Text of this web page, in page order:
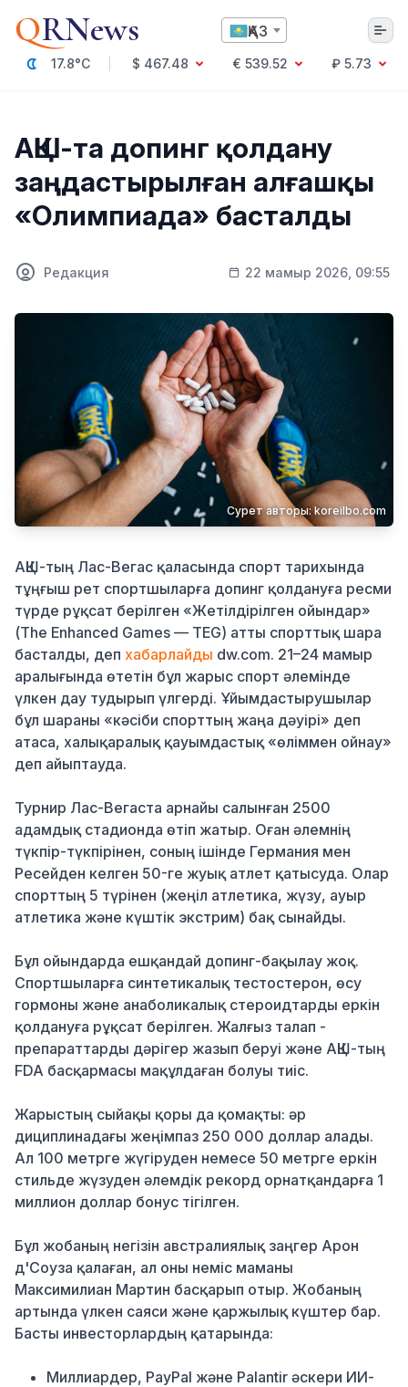
QRNews ҚАЗ
17.8°C $ 467.48 € 539.52
₽ 5.73
Мәдениет
Саясат
Экономика
Әлемде
Білім және Ғылым
Денсаулық
АҚШ-та допинг қолдану
заңдастырылған алғашқы
«Олимпиада» басталды
Редакция 22 мамыр 2026, 09:55
Сурет авторы: koreilbo.com
АҚШ-тың Лас-Вегас қаласында спорт тарихында
тұңғыш рет спортшыларға допинг қолдануға ресми
түрде рұқсат берілген «Жетілдірілген ойындар»
(The Enhanced Games — TEG) атты спорттық шара
басталды, деп хабарлайды dw.com. 21–24 мамыр
аралығында өтетін бұл жарыс спорт әлемінде
үлкен дау тудырып үлгерді. Ұйымдастырушылар
бұл шараны «кәсіби спорттың жаңа дәуірі» деп
атаса, халықаралық қауымдастық «өліммен ойнау»
деп айыптауда.
Турнир Лас-Вегаста арнайы салынған 2500
адамдық стадионда өтіп жатыр. Оған әлемнің
түкпір-түкпірінен, соның ішінде Германия мен
Ресейден келген 50-ге жуық атлет қатысуда. Олар
спорттың 5 түрінен (жеңіл атлетика, жүзу, ауыр
атлетика және күштік экстрим) бақ сынайды.
Бұл ойындарда ешқандай допинг-бақылау жоқ.
Спортшыларға синтетикалық тестостерон, өсу
гормоны және анаболикалық стероидтарды еркін
қолдануға рұқсат берілген. Жалғыз талап -
препараттарды дәрігер жазып беруі және АҚШ-тың
FDA басқармасы мақұлдаған болуы тиіс.
Жарыстың сыйақы қоры да қомақты: әр
дициплинадағы жеңімпаз 250 000 доллар алады.
Ал 100 метрге жүгіруден немесе 50 метрге еркін
стильде жүзуден әлемдік рекорд орнатқандарға 1
миллион доллар бонус тігілген.
Бұл жобаның негізін австралиялық заңгер Арон
д'Соуза қалаған, ал оны неміс маманы
Максимилиан Мартин басқарып отыр. Жобаның
артында үлкен саяси және қаржылық күштер бар.
Басты инвесторлардың қатарында:
Миллиардер, PayPal және Palantir әскери ИИ-